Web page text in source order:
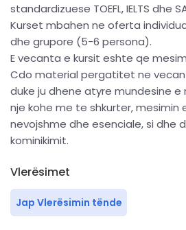
standardizuese TOEFL, IELTS dhe
Kurset mbahen ne oferta
dhe grupore (5-6 persona).
E vecanta e kursit eshte qe
Cdo material pergatitet ne
duke ju dhene atyre mundesine
nje kohe me te shkurter, mesimin
nevojshme dhe esenciale, si dhe
kominikimit.
Vlerësimet
Jap Vlerësimin tënde